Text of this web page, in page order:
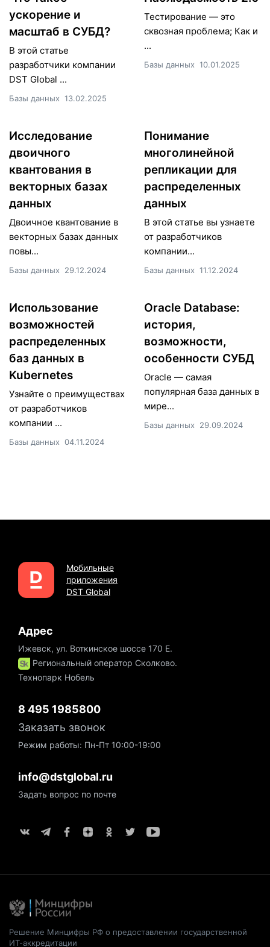
ускорение и
масштаб в СУБД?
В этой статье
разработчики компании
DST Global ...
Базы данных 13.02.2025
Тестирование — это
сквозная проблема; Как и
...
Базы данных 10.01.2025
Исследование
двоичного
квантования в
векторных базах
данных
Двоичное квантование в
векторных базах данных
повы...
Базы данных 29.12.2024
Понимание
многолинейной
репликации для
распределенных
данных
В этой статье вы узнаете
от разработчиков
компании...
Базы данных 11.12.2024
Использование
возможностей
распределенных
баз данных в
Kubernetes
Узнайте о преимуществах
от разработчиков
компании ...
Базы данных 04.11.2024
Oracle Database:
история,
возможности,
особенности СУБД
Oracle — самая
популярная база данных в
мире...
Базы данных 29.09.2024
Мобильные
приложения
DST Global
Адрес
Ижевск, ул. Воткинское шоссе 170 Е.
Региональный оператор Сколково.
Технопарк Нобель
8 495 1985800
Заказать звонок
Режим работы: Пн-Пт 10:00-19:00
info@dstglobal.ru
Задать вопрос по почте
Решение Минцифры РФ о предоставлении государственной
ИТ-аккредитации